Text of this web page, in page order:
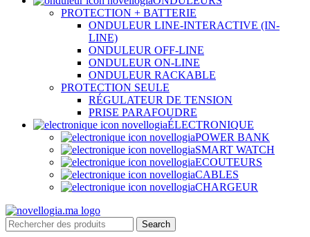
PROTECTION + BATTERIE
ONDULEUR LINE-INTERACTIVE (IN-
LINE)
ONDULEUR OFF-LINE
ONDULEUR ON-LINE
ONDULEUR RACKABLE
PROTECTION SEULE
RÉGULATEUR DE TENSION
PRISE PARAFOUDRE
ÉLECTRONIQUE
POWER BANK
SMART WATCH
ECOUTEURS
CABLES
CHARGEUR
Search